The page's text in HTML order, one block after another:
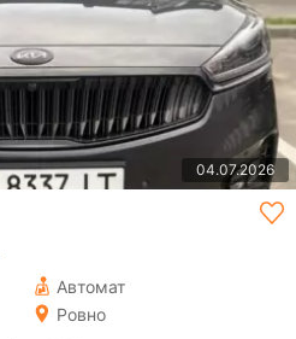
04.07.2026
Автомат
Ровно